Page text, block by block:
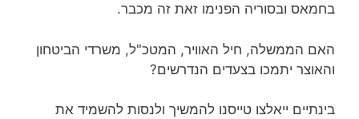
בחמאס ובסוריה הפנימו זאת זה מכבר.
האם הממשלה, חיל האוויר, המטכ"ל, משרדי הביטחון
והאוצר יתמכו בצעדים הנדרשים?
בינתיים ייאלצו טייסנו להמשיך ולנסות להשמיד את